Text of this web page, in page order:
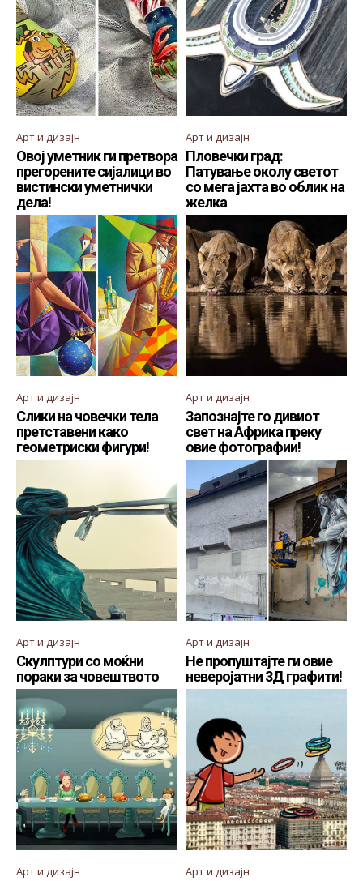
Арт и дизајн
Овој уметник ги претвора
прегорените сијалици во
вистински уметнички
дела!
Арт и дизајн
Пловечки град:
Патување околу светот
со мега јахта во облик на
желка
Арт и дизајн
Слики на човечки тела
претставени како
геометриски фигури!
Арт и дизајн
Запознајте го дивиот
свет на Африка преку
овие фотографии!
Арт и дизајн
Скулптури со моќни
пораки за човештвото
Арт и дизајн
Не пропуштајте ги овие
неверојатни 3Д графити!
Арт и дизајн Арт и дизајн